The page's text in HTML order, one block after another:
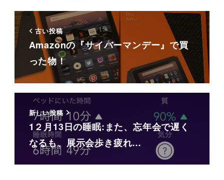
古い投稿
Amazonの『サイバーマンデー』で買
った物！
新しい投稿
1２月13日の睡眠:また、忘年会で遅く
なるも、展示会歩き疲れ…